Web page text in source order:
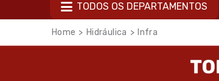
TODOS OS DEPARTAMENTOS
Hidráulica Infra